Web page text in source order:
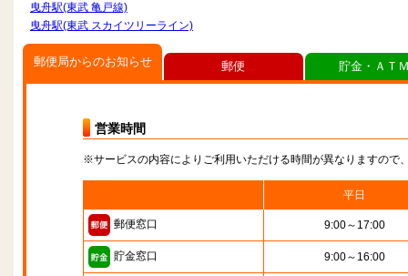
曳舟駅(東武 亀戸線)
曳舟駅(東武 スカイツリーライン)
郵便局からのお知らせ
営業時間
※サービスの内容によりご利用いただける時間が異なりますので
平日
郵便窓口 9:00～17:00
貯金窓口 9:00～16:00
郵便 貯金・ＡＴ